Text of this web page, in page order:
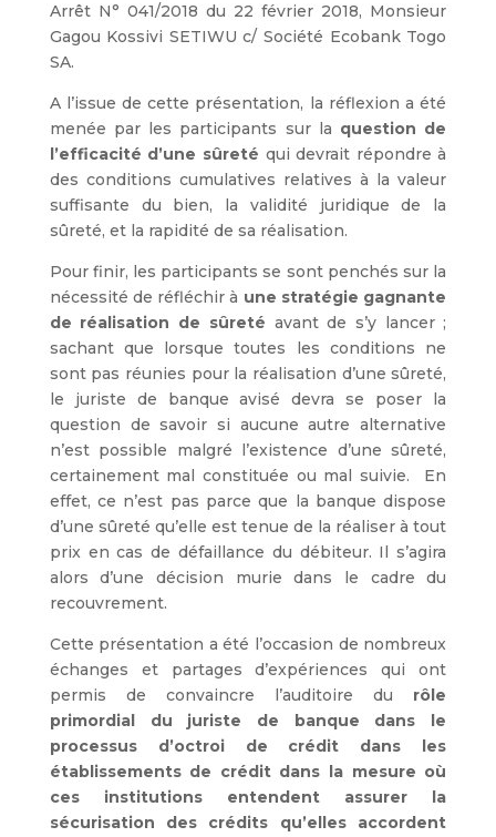
Arrêt N° 041/2018 du 22 février 2018, Monsieur
Gagou Kossivi SETIWU c/ Société Ecobank Togo
SA.
A l’issue de cette présentation, la réflexion a été
menée par les participants sur la question de
l’efficacité d’une sûreté qui devrait répondre à
des conditions cumulatives relatives à la valeur
suffisante du bien, la validité juridique de la
sûreté, et la rapidité de sa réalisation.
Pour finir, les participants se sont penchés sur la
nécessité de réfléchir à une stratégie gagnante
de réalisation de sûreté avant de s’y lancer ;
sachant que lorsque toutes les conditions ne
sont pas réunies pour la réalisation d’une sûreté,
le juriste de banque avisé devra se poser la
question de savoir si aucune autre alternative
n’est possible malgré l’existence d’une sûreté,
certainement mal constituée ou mal suivie. En
effet, ce n’est pas parce que la banque dispose
d’une sûreté qu’elle est tenue de la réaliser à tout
prix en cas de défaillance du débiteur. Il s’agira
alors d’une décision murie dans le cadre du
recouvrement.
Cette présentation a été l’occasion de nombreux
échanges et partages d’expériences qui ont
permis de convaincre l’auditoire du rôle
primordial du juriste de banque dans le
processus d’octroi de crédit dans les
établissements de crédit dans la mesure où
ces institutions entendent assurer la
sécurisation des crédits qu’elles accordent